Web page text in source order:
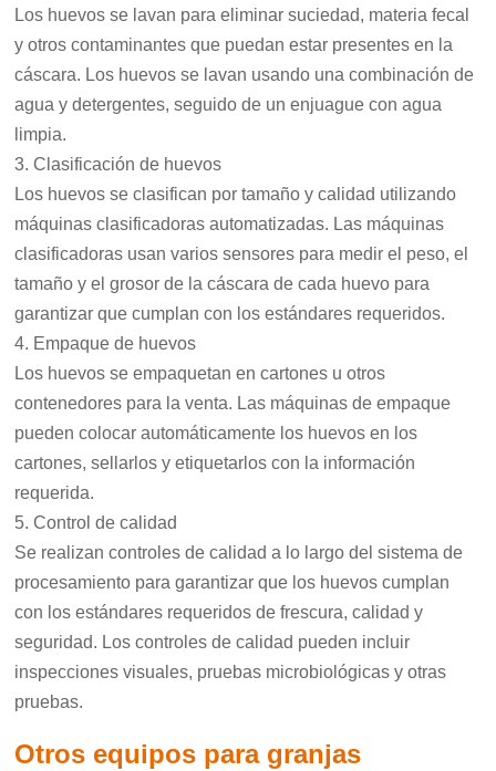
Los huevos se lavan para eliminar suciedad, materia fecal
y otros contaminantes que puedan estar presentes en la
cáscara. Los huevos se lavan usando una combinación de
agua y detergentes, seguido de un enjuague con agua
limpia.
3. Clasificación de huevos
Los huevos se clasifican por tamaño y calidad utilizando
máquinas clasificadoras automatizadas. Las máquinas
clasificadoras usan varios sensores para medir el peso, el
tamaño y el grosor de la cáscara de cada huevo para
garantizar que cumplan con los estándares requeridos.
4. Empaque de huevos
Los huevos se empaquetan en cartones u otros
contenedores para la venta. Las máquinas de empaque
pueden colocar automáticamente los huevos en los
cartones, sellarlos y etiquetarlos con la información
requerida.
5. Control de calidad
Se realizan controles de calidad a lo largo del sistema de
procesamiento para garantizar que los huevos cumplan
con los estándares requeridos de frescura, calidad y
seguridad. Los controles de calidad pueden incluir
inspecciones visuales, pruebas microbiológicas y otras
pruebas.
Otros equipos para granjas